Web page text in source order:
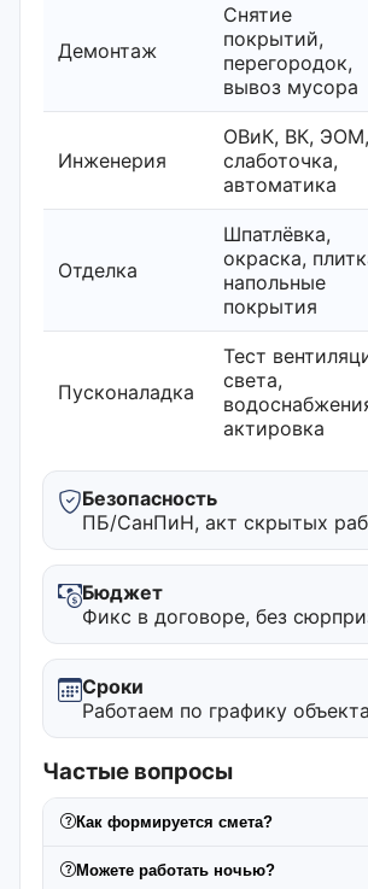
Демонтаж
Снятие
покрытий,
перегородок,
вывоз мусора
Инженерия
ОВиК, ВК, ЭОМ,
слаботочка,
автоматика
Отделка
Шпатлёвка,
окраска,
напольные
покрытия
Пусконаладка
Тест
света,
актировка
Безопасность
ПБ/СанПиН, акт скрытых
Бюджет
Фикс в договоре, без
Сроки
Работаем по графику объекта
Частые вопросы
Как формируется смета?
Можете работать ночью?